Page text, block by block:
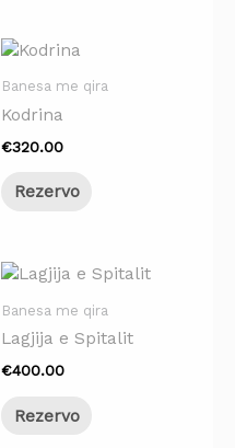
Banesa me qira
Kodrina
€320.00
Rezervo
Banesa me qira
Lagjija e Spitalit
€400.00
Rezervo